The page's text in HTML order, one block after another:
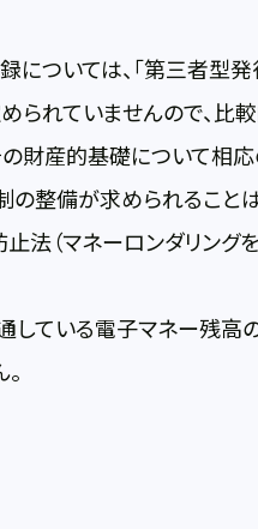
については、「第三者型
られていませんので、比
の財産的基礎について
の整備が求められること
法（マネーロンダリン
している電子マネー残高